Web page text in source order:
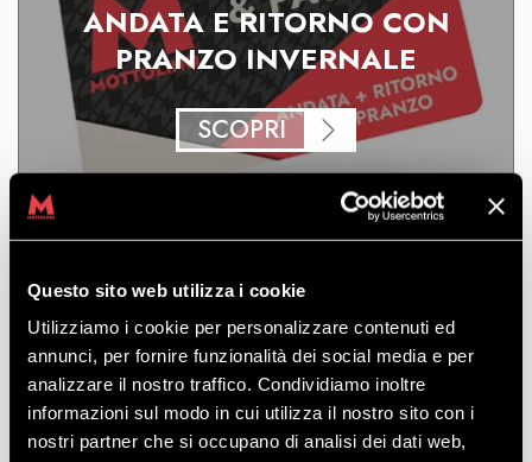
Questo sito web utilizza i cookie
Utilizziamo i cookie per personalizzare contenuti ed
annunci, per fornire funzionalità dei social media e per
analizzare il nostro traffico. Condividiamo inoltre
informazioni sul modo in cui utilizza il nostro sito con i
nostri partner che si occupano di analisi dei dati web,
ANDATA E RITORNO CON
PRANZO INVERNALE
SCOPRI
Biglietto di andata e ritorno con pranzo per la risalita
in quota con la telecabina.
a partire
da€35.00